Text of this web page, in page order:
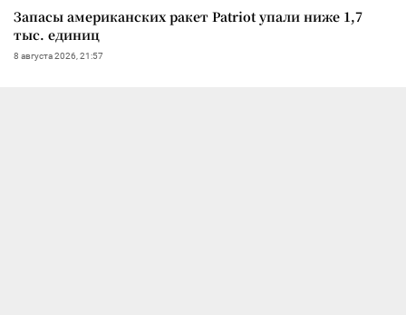
Запасы американских ракет Patriot упали ниже 1,7
тыс. единиц
8 августа 2026, 21:57